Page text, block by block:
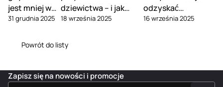
jest mniej w
związku
31 grudnia 2025
dziewictwa – i jak
tego uniknąć
18 września 2025
odzyskać
pożądanie
16 września 2025
Powrót do listy
Zapisz się na nowości i promocje